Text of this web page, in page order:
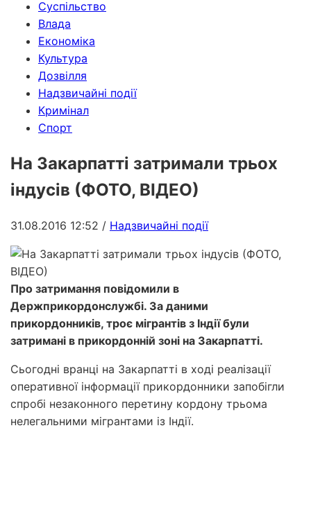
Суспільство
Влада
Економіка
Культура
Дозвілля
Надзвичайні події
Кримінал
Спорт
На Закарпатті затримали трьох
індусів (ФОТО, ВІДЕО)
31.08.2016 12:52 / Надзвичайні події
Про затримання повідомили в
Держприкордонслужбі. За даними
прикордонників, троє мігрантів з Індії були
затримані в прикордонній зоні на Закарпатті.
Сьогодні вранці на Закарпатті в ході реалізації
оперативної інформації прикордонники запобігли
спробі незаконного перетину кордону трьома
нелегальними мігрантами із Індії.